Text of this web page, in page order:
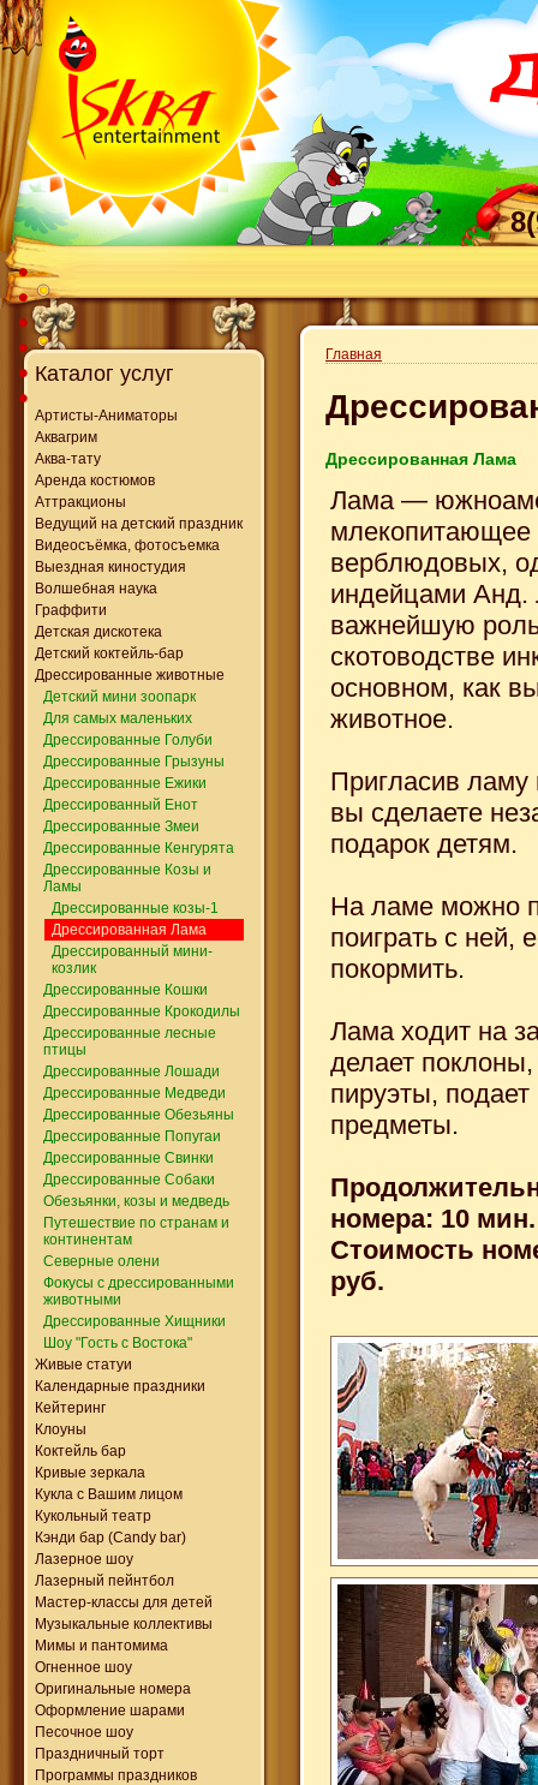
Каталог услуг
Артисты-Аниматоры
Аквагрим
Аква-тату
Аренда костюмов
Аттракционы
Ведущий на детский праздник
Видеосъёмка, фотосъемка
Выездная киностудия
Волшебная наука
Граффити
Детская дискотека
Детский коктейль-бар
Дрессированные животные
Детский мини зоопарк
Для самых маленьких
Дрессированные Голуби
Дрессированные Грызуны
Дрессированные Ежики
Дрессированный Енот
Дрессированные Змеи
Дрессированные Кенгурята
Дрессированные Козы и
Ламы
Дрессированные козы-1
Дрессированная Лама
Дрессированный мини-
козлик
Дрессированные Кошки
Дрессированные Крокодилы
Дрессированные лесные
птицы
Дрессированные Лошади
Дрессированные Медведи
Дрессированные Обезьяны
Дрессированные Попугаи
Дрессированные Свинки
Дрессированные Собаки
Обезьянки, козы и медведь
Путешествие по странам и
континентам
Северные олени
Фокусы с дрессированными
животными
Дрессированные Хищники
Шоу "Гость с Востока"
Живые статуи
Календарные праздники
Кейтеринг
Клоуны
Коктейль бар
Кривые зеркала
Кукла с Вашим лицом
Кукольный театр
Кэнди бар (Candy bar)
Лазерное шоу
Лазерный пейнтбол
Мастер-классы для детей
Музыкальные коллективы
Мимы и пантомима
Огненное шоу
Оригинальные номера
Оформление шарами
Песочное шоу
Праздничный торт
Программы праздников
Главная
Дрессированная Лама
Лама —
млекопитающее
верблюдовых,
индейцами Анд.
важнейшую
скотоводстве
основном, как
животное.
Пригласив ламу
вы сделаете
подарок детям.
На ламе можно
поиграть с ней,
покормить.
Лама ходит на
делает
пируэты,
предметы.
номера: 10 мин.
Стоимость
руб.